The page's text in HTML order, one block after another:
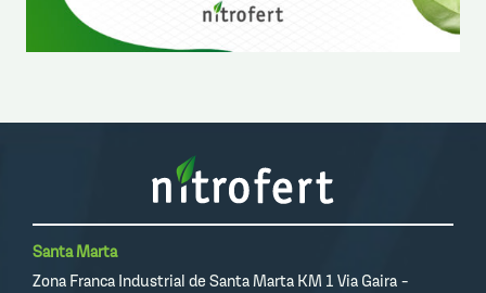
Santa Marta
Zona Franca Industrial de Santa Marta KM 1 Via Gaira -